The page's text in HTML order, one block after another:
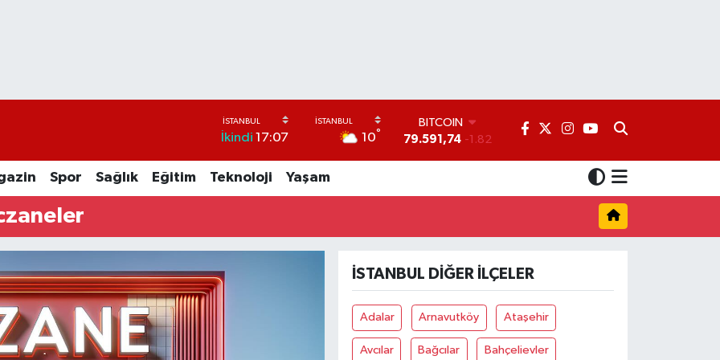
İkindi 17:07 10°
BITCOIN
79.591,74 -1.82
61,60380 0.18
6862,09000
0.19
BİST100
14.598,00 0
Spor Sağlık Eğitim Teknoloji Yaşam
İSTANBUL DIĞER İLÇELER
Adalar Arnavutköy Ataşehir
Avcılar Bağcılar Bahçelievler